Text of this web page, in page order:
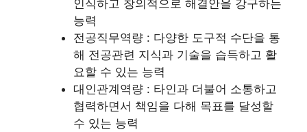
인식하고 창의적으로 해결안을 강구하는
능력
전공직무역량 : 다양한 도구적 수단을 통
해 전공관련 지식과 기술을 습득하고 활
요할 수 있는 능력
대인관계역량 : 타인과 더불어 소통하고
협력하면서 책임을 다해 목표를 달성할
수 있는 능력